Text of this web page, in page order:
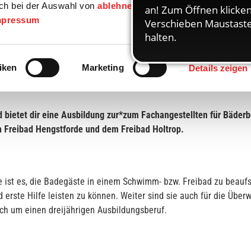
bei der Auswahl vonablehnen
gesetzt.
Marketing Details zeigen
dir eine Ausbildung zur*zum Fachangestellten für
Hengstforde und dem Freibad Holtrop.
es, die Badegäste in einem Schwimm- bzw. Freibad zu
Hilfe leisten zu können. Weiter sind sie auch für die
um einen dreijährigen Ausbildungsberuf.